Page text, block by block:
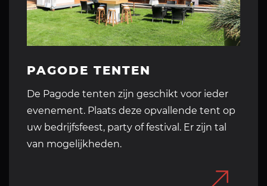
PAGODE TENTEN
De Pagode tenten zijn geschikt voor ieder
evenement. Plaats deze opvallende tent op
uw bedrijfsfeest, party of festival. Er zijn tal
van mogelijkheden.